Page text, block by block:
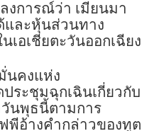
งการณ์ว่า เมียนมา
และหุ้นส่วนทาง
เอเชียตะวันออกเฉียง
นคงแห่ง
ระชุมฉุกเฉินเกี่ยวกับ
นพุธนี้ตามการ
ฟพีอ้างคำกล่าวของทูต